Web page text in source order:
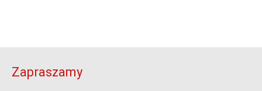
Zapraszamy